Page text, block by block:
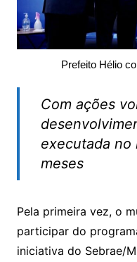
Prefeito Hélio
Com ações
executada no
meses
Pela primeira vez, o
participar do
iniciativa do Sebrae/